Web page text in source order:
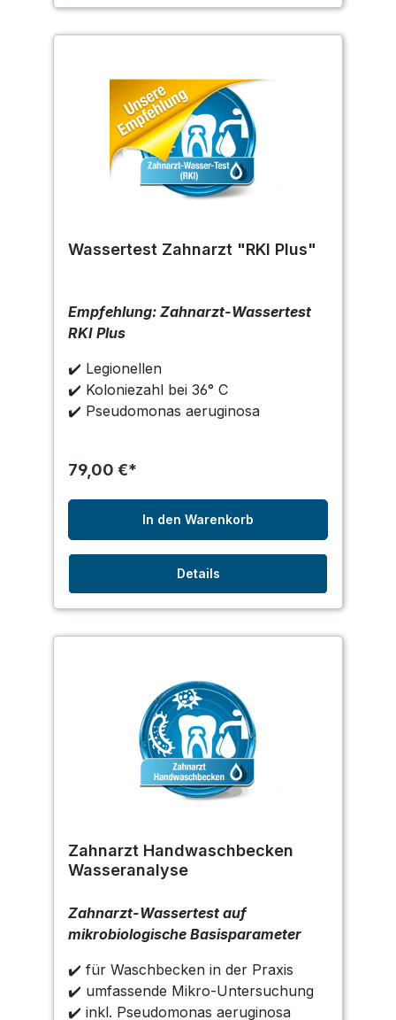
Wassertest Zahnarzt "RKI Plus"
Empfehlung: Zahnarzt-Wassertest
RKI Plus
✔️ Legionellen
✔️ Koloniezahl bei 36° C
✔️ Pseudomonas aeruginosa
79,00 €*
In den Warenkorb
Details
Zahnarzt Handwaschbecken
Wasseranalyse
Zahnarzt-Wassertest auf
mikrobiologische Basisparameter
✔️ für Waschbecken in der Praxis
✔️ umfassende Mikro-Untersuchung
✔️ inkl. Pseudomonas aeruginosa